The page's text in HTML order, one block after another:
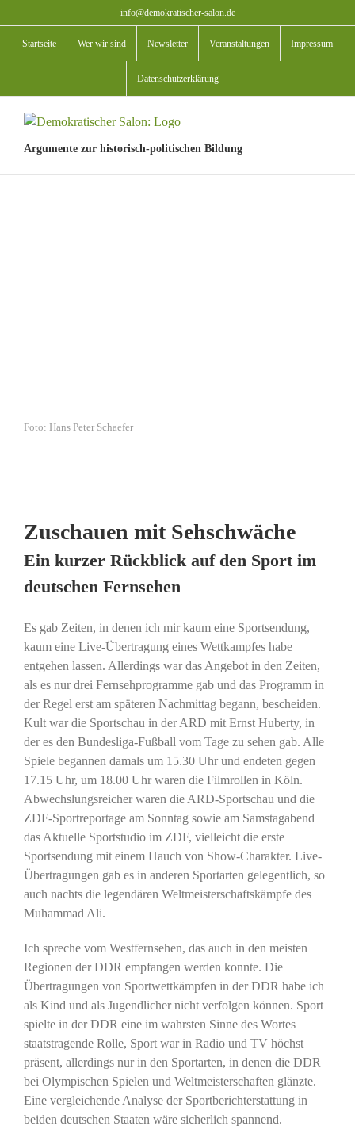
Inhalt
springen
info@demokratischer-salon.de
Startseite Wer wir sind Newsletter Veranstaltungen Impressum
Datenschutzerklärung
Argumente zur historisch-politischen Bildung
Foto: Hans Peter Schaefer
Zuschauen mit Sehschwäche
Ein kurzer Rückblick auf den Sport im
deutschen Fernsehen
Es gab Zeiten, in denen ich mir kaum eine Sportsendung,
kaum eine Live-Übertragung eines Wettkampfes habe
entgehen lassen. Allerdings war das Angebot in den Zeiten,
als es nur drei Fernsehprogramme gab und das Programm in
der Regel erst am späteren Nachmittag begann, bescheiden.
Kult war die Sportschau in der ARD mit Ernst Huberty, in
der es den Bundesliga-Fußball vom Tage zu sehen gab. Alle
Spiele begannen damals um 15.30 Uhr und endeten gegen
17.15 Uhr, um 18.00 Uhr waren die Filmrollen in Köln.
Abwechslungsreicher waren die ARD-Sportschau und die
ZDF-Sportreportage am Sonntag sowie am Samstagabend
das Aktuelle Sportstudio im ZDF, vielleicht die erste
Sportsendung mit einem Hauch von Show-Charakter. Live-
Übertragungen gab es in anderen Sportarten gelegentlich, so
auch nachts die legendären Weltmeisterschaftskämpfe des
Muhammad Ali.
Ich spreche vom Westfernsehen, das auch in den meisten
Regionen der DDR empfangen werden konnte. Die
Übertragungen von Sportwettkämpfen in der DDR habe ich
als Kind und als Jugendlicher nicht verfolgen können. Sport
spielte in der DDR eine im wahrsten Sinne des Wortes
staatstragende Rolle, Sport war in Radio und TV höchst
präsent, allerdings nur in den Sportarten, in denen die DDR
bei Olympischen Spielen und Weltmeisterschaften glänzte.
Eine vergleichende Analyse der Sportberichterstattung in
beiden deutschen Staaten wäre sicherlich spannend.